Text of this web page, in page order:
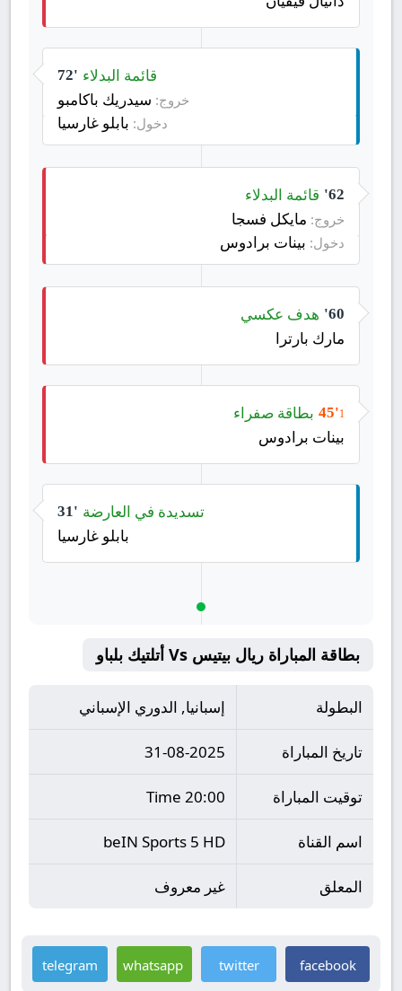
72' قائمة البدلاء
خروج: سيدريك باكامبو
دخول: بابلو غارسيا
62' قائمة البدلاء
خروج: مايكل فسجا
دخول: بينات برادوس
60' هدف عكسي
مارك بارترا
45'1
بطاقة صفراء
بينات برادوس
31' تسديدة في العارضة
بابلو غارسيا
بطاقة المباراة ريال بيتيس Vs أتلتيك بلباو
البطولة إسبانيا, الدوري الإسباني
تاريخ المباراة 31-08-2025
توقيت المباراة 20:00 Time
اسم القناة beIN Sports 5 HD
المعلق غير معروف
facebook
twitter
whatsapp
telegram